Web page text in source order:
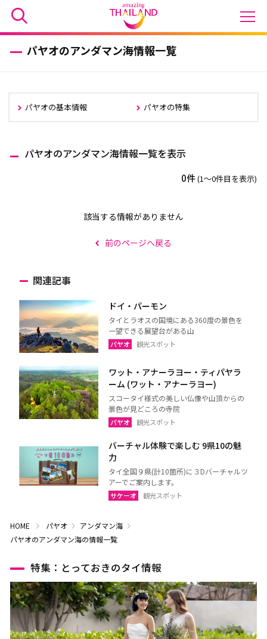
パヤオのアンダマン海情報一覧
パヤオの基本情報 パヤオの特集
パヤオのアンダマン海情報一覧を表示
0件(1〜0件目を表示)
該当する情報がありません
前のページへ戻る
関連記事
ドイ・パーモン
タイとラオスの国境にある360度の景色を
一望できる展望台がある山
パヤオ 観光スポット
ワット・アナーラヨー・ティパヤラ
ーム (ワット・アナーラヨー)
スコータイ様式の美しい仏像や山頂からの
景色が見どころの寺院
パヤオ 観光スポット
バーチャル体験で楽しむ 9県10の魅
力
タイ全国９県(計10箇所)に３Dバーチャルツ
アーでご案内します。
サケーオ 観光スポット
HOME パヤオ
アンダマン海
パヤオのアンダマン海の情報一覧
特集：とっておきのタイ情報